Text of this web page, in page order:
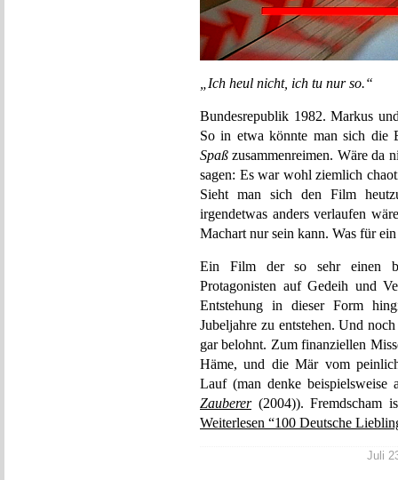
„Ich heul nicht, ich tu nur so.“
Bundesrepublik 1982. Markus
So in etwa könnte man sich die
Spaß zusammenreimen. Wäre da
sagen: Es war wohl ziemlich
Sieht man sich den Film
irgendetwas anders verlaufen
Machart nur sein kann. Was für
Ein Film der so sehr einen
Protagonisten auf Gedeih und
Entstehung in dieser Form
Jubeljahre zu entstehen. Und
gar belohnt. Zum finanziellen
Häme, und die Mär vom
Lauf (man denke beispielsweise
Zauberer(2004)). Fremdscham
Weiterlesen “100 Deutsche
Juli